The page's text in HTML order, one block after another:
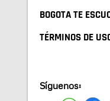
BOGOTA TE
TÉRMINOS DE
Síguenos: